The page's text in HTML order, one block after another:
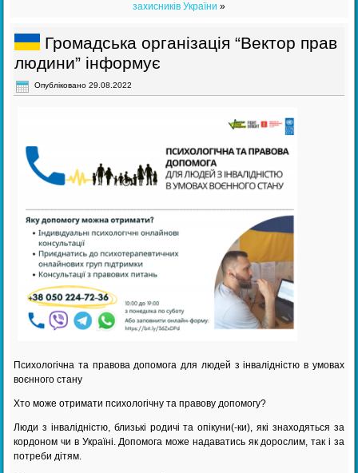
захисників України »
Громадська організація “Вектор прав
людини” інформує
Опубліковано 29.08.2022
Психологічна та правова допомога для людей з інвалідністю в умовах
воєнного стану
Хто може отримати психологічну та правову допомогу?
Люди з інвалідністю, близькі родичі та опікуни(-ки), які знаходяться за
кордоном чи в Україні. Допомога може надаватись як дорослим, так і за
потреби дітям.